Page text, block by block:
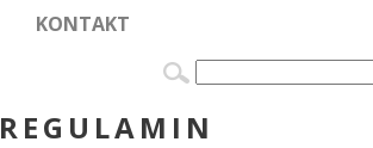
KONTAKT
REGULAMIN